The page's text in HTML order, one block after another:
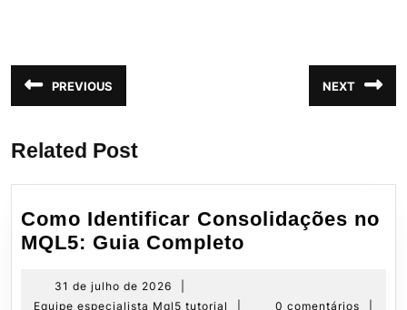
Navegação
de
PREVIOUS
anterior:
NEXT
post:
Related Post
Como Identificar Consolidações no
MQL5: Guia Completo
31 de julho de 2026
de
Equipe especialista Mql5 tutorial
0 comentários